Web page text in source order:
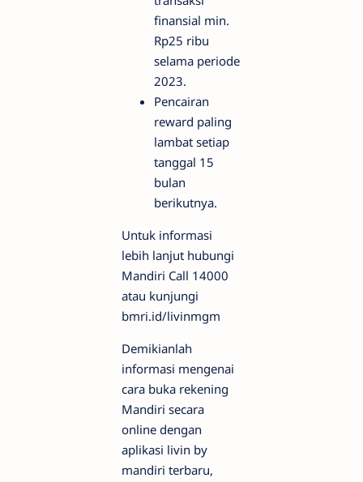
finansial min.
Rp25 ribu
selama periode
2023.
Pencairan
reward paling
lambat setiap
tanggal 15
bulan
berikutnya.
Untuk informasi
lebih lanjut hubungi
Mandiri Call 14000
atau kunjungi
bmri.id/livinmgm
Demikianlah
informasi mengenai
cara buka rekening
Mandiri secara
online dengan
aplikasi livin by
mandiri terbaru,